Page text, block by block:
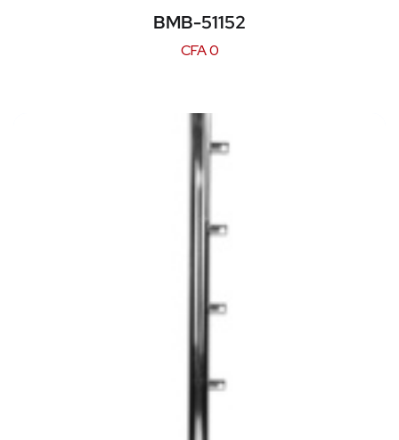
BMB-51152
CFA0